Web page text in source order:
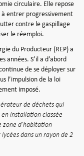
circulaire. Elle repose
entrer progressivement
contre le gaspillage
le réemploi.
du Producteur (REP) a
années. S’il a d’abord
de se déployer sur
l’impulsion de la loi
imposé.
de déchets qui
installation classée
zone d’habitation
dans un rayon de 2